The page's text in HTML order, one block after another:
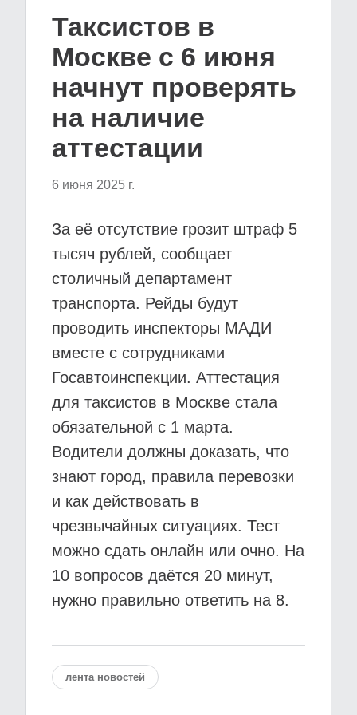
Таксистов в
Москве с 6 июня
начнут проверять
на наличие
аттестации
6 июня 2025 г.
За её отсутствие грозит штраф 5
тысяч рублей, сообщает
столичный департамент
транспорта. Рейды будут
проводить инспекторы МАДИ
вместе с сотрудниками
Госавтоинспекции. Аттестация
для таксистов в Москве стала
обязательной с 1 марта.
Водители должны доказать, что
знают город, правила перевозки
и как действовать в
чрезвычайных ситуациях. Тест
можно сдать онлайн или очно. На
10 вопросов даётся 20 минут,
нужно правильно ответить на 8.
лента новостей